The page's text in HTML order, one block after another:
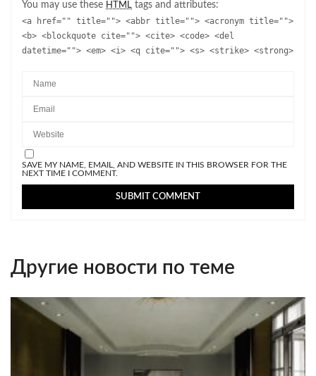
You may use these HTML tags and attributes:
<a href="" title=""> <abbr title=""> <acronym title="">
<b> <blockquote cite=""> <cite> <code> <del
datetime=""> <em> <i> <q cite=""> <s> <strike> <strong>
SAVE MY NAME, EMAIL, AND WEBSITE IN THIS BROWSER FOR THE
NEXT TIME I COMMENT.
Другие новости по теме